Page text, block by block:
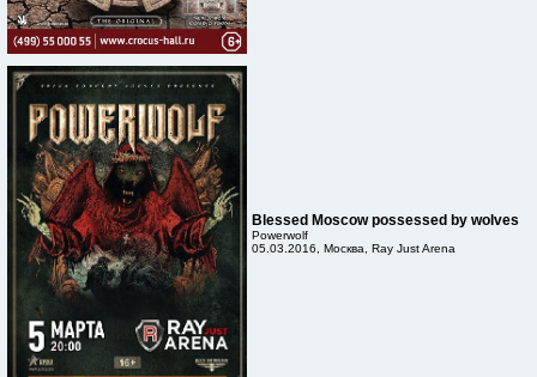
Blessed Moscow possessed by wolves
Powerwolf
05.03.2016, Москва, Ray Just Arena